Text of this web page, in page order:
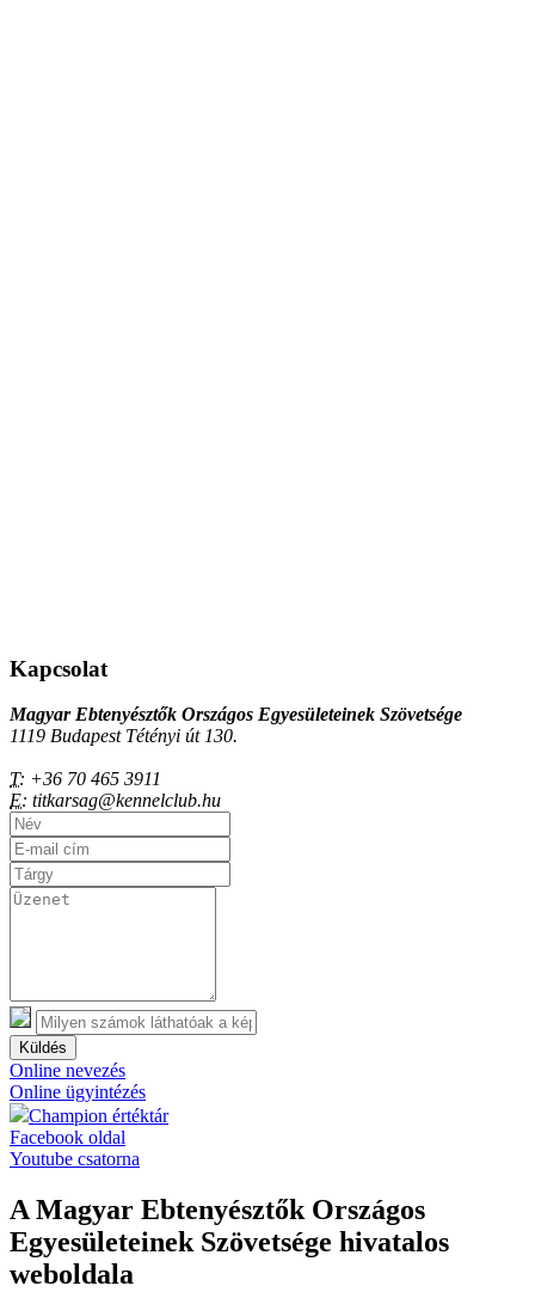
Kapcsolat
Magyar Ebtenyésztők Országos Egyesületeinek Szövetsége
1119 Budapest Tétényi út 130.
T: +36 70 465 3911
E: titkarsag@kennelclub.hu
Küldés
Online nevezés
Online ügyintézés
Champion értéktár
Facebook oldal
Youtube csatorna
A Magyar Ebtenyésztők Országos
Egyesületeinek Szövetsége hivatalos
weboldala